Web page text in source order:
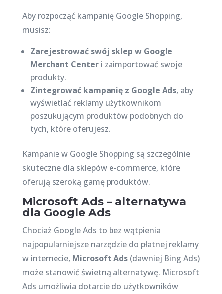
Aby rozpocząć kampanię Google Shopping,
musisz:
Zarejestrować swój sklep w Google
Merchant Centeri zaimportować swoje
produkty.
Zintegrować kampanię z Google Ads, aby
wyświetlać reklamy użytkownikom
poszukującym produktów podobnych do
tych, które oferujesz.
Kampanie w Google Shopping są szczególnie
skuteczne dla sklepów e-commerce, które
oferują szeroką gamę produktów.
Microsoft Ads – alternatywa
dla Google Ads
Chociaż Google Ads to bez wątpienia
najpopularniejsze narzędzie do płatnej reklamy
w internecie, Microsoft Ads(dawniej Bing Ads)
może stanowić świetną alternatywę. Microsoft
Ads umożliwia dotarcie do użytkowników